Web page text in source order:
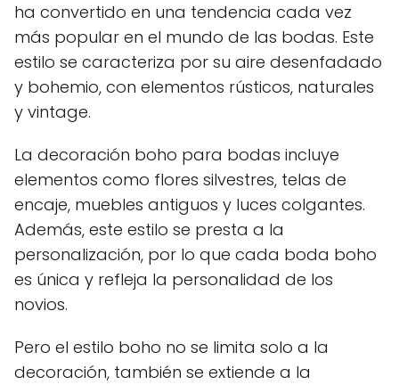
ha convertido en una tendencia cada vez
más popular en el mundo de las bodas. Este
estilo se caracteriza por su aire desenfadado
y bohemio, con elementos rústicos, naturales
y vintage.
La decoración boho para bodas incluye
elementos como flores silvestres, telas de
encaje, muebles antiguos y luces colgantes.
Además, este estilo se presta a la
personalización, por lo que cada boda boho
es única y refleja la personalidad de los
novios.
Pero el estilo boho no se limita solo a la
decoración, también se extiende a la